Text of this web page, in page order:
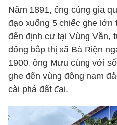
Năm 1891, ông cùng gia
đạo xuống 5 chiếc ghe lớn
đến định cư tại Vùng Văn,
đông bắp thị xã Bà Riện
1900, ông Mưu cùng với
ghe đến vùng đông nam
cài phá đất đai.